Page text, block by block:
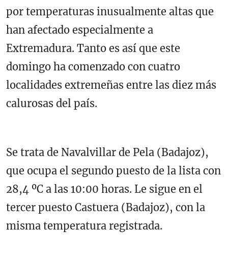
por temperaturas inusualmente altas que
han afectado especialmente a
Extremadura. Tanto es así que este
domingo ha comenzado con cuatro
localidades extremeñas entre las diez más
calurosas del país.
Se trata de Navalvillar de Pela (Badajoz),
que ocupa el segundo puesto de la lista con
28,4 ºC a las 10:00 horas. Le sigue en el
tercer puesto Castuera (Badajoz), con la
misma temperatura registrada.